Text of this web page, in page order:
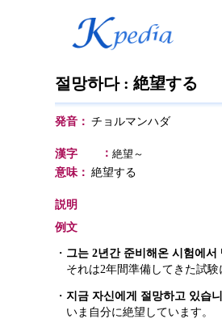
절망하다 : 絶望する
発音： チョルマンハダ
漢字 ： 絶望～
意味： 絶望する
説明
例文
・ 그는 2년간 준비해온 시험에서
それは2年間準備してきた試験
・ 지금 자신에게 절망하고 있습
いま自分に絶望しています。